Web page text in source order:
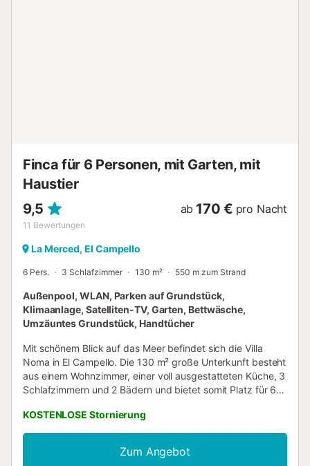
Finca für 6 Personen, mit Garten, mit
Haustier
9,5
11 Bewertungen
ab 170 € pro Nacht
La Merced, El Campello
6 Pers. 3 Schlafzimmer 130 m² 550 m zum Strand
Außenpool, WLAN, Parken auf Grundstück,
Klimaanlage, Satelliten-TV, Garten, Bettwäsche,
Umzäuntes Grundstück, Handtücher
Mit schönem Blick auf das Meer befindet sich die Villa
Noma in El Campello. Die 130 m² große Unterkunft besteht
aus einem Wohnzimmer, einer voll ausgestatteten Küche, 3
Schlafzimmern und 2 Bädern und bietet somit Platz für 6
WLAN, eine Klimaanlage sowie eine Waschmaschine. 2
Hochstühle und 2 Babybetten sind ebenfalls vorhanden.
Die Villa verfügt über einen privaten Außenbereich mit
Pool, Garten, offener Terrasse, überdachter Terrasse, Grill
KOSTENLOSE Stornierung
Zum Angebot